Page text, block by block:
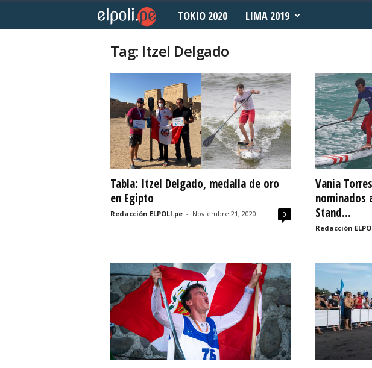
o
l
i
r
t
i
v
TOKIO 2020 LIMA 2019
Tag: Itzel Delgado
Tabla: Itzel Delgado, medalla de oro
en Egipto
Redacción ELPOLI.pe - Noviembre 21, 2020 0
Vania
nominados
Stand...
Redacción